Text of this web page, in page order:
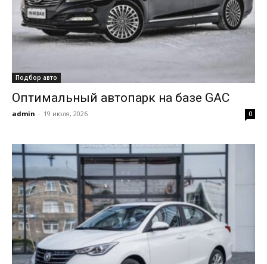
Подбор авто
Оптимальный автопарк на базе GAC
admin - 19 июля, 2026 0